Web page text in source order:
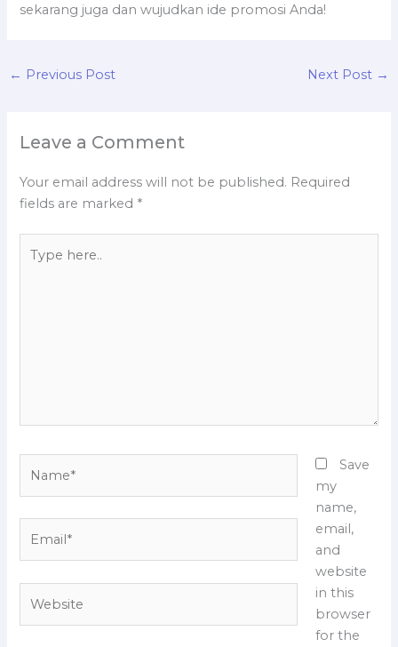
sekarang juga dan wujudkan ide promosi Anda!
← Previous Post Next Post →
Leave a Comment
Your email address will not be published. Required
fields are marked *
here..
Save
my
name,
email,
and
website
in this
browser
for the